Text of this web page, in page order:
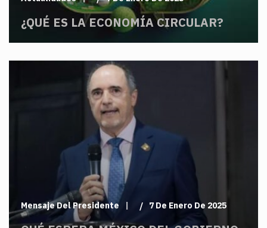
¿QUÉ ES LA ECONOMÍA CIRCULAR?
Mensaje Del Presidente 7 De Enero De 2025